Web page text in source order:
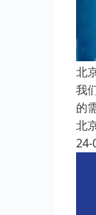
北
我
的
北
24-